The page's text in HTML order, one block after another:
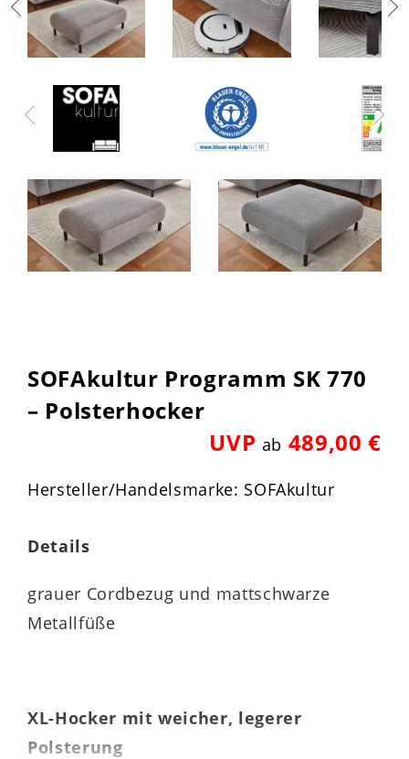
SOFAkultur Programm SK 770
– Polsterhocker
UVP ab 489,00 €
Hersteller/Handelsmarke: SOFAkultur
Details
grauer Cordbezug und mattschwarze
Metallfüße
XL-Hocker mit weicher, legerer
Polsterung